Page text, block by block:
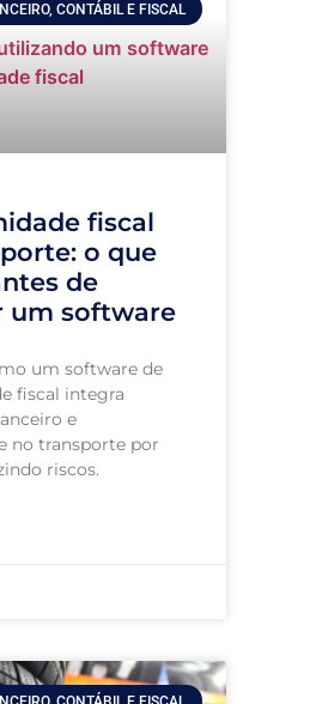
CONTÁBIL E FISCAL
fiscal
o que
de
um software
um software de
fiscal integra
e
no transporte por
riscos.